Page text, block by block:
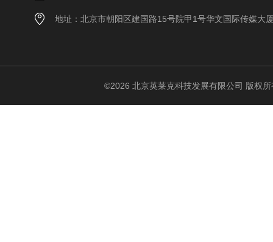
地址：北京市朝阳区建国路15号院甲1号华文国际传媒大
©2026 北京英莱克科技发展有限公司 版